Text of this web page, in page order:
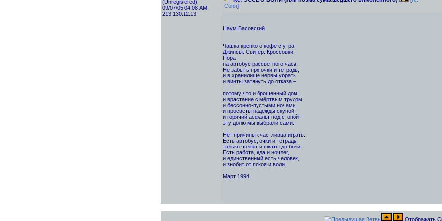
(Unregistered)
09/07/05 04:08 AM
213.130.12.13
Cоня]
Наум Басовский
Чашка крепкого кофе с утра.
Джинсы. Свитер. Кроссовки.
Пора
на автобус рассветного часа.
Не забыть про очки и тетрадь,
и в хранилище нервы убрать
и винты затянуть до отказа –
потому что и брошенный дом,
и врастание с мёртвым трудом
и бессонно-пустыми ночами,
и просветы надежды скупой,
и горячий асфальт под стопой –
эту долю мы выбрали сами.
Нет причины счастливца играть.
Есть автобус, очки и тетрадь,
только челюсти сжаты до боли.
Есть работа, еда и ночлег,
и единственный есть человек,
и знобит от покоя и воли.
Март 1994
Отображать